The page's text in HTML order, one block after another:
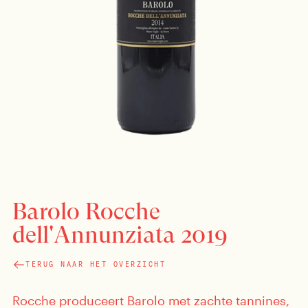
Barolo Rocche
dell'Annunziata 2019
TERUG NAAR HET OVERZICHT
Rocche produceert Barolo met zachte tannines,